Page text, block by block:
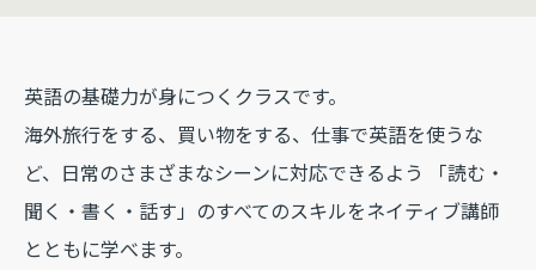
英語の基礎力が身につくクラスです。
海外旅行をする、買い物をする、仕事で英語を使うな
ど、日常のさまざまなシーンに対応できるよう
「読む・
聞く・書く・話す」のすべてのスキルをネイティブ講師
とともに学べます。